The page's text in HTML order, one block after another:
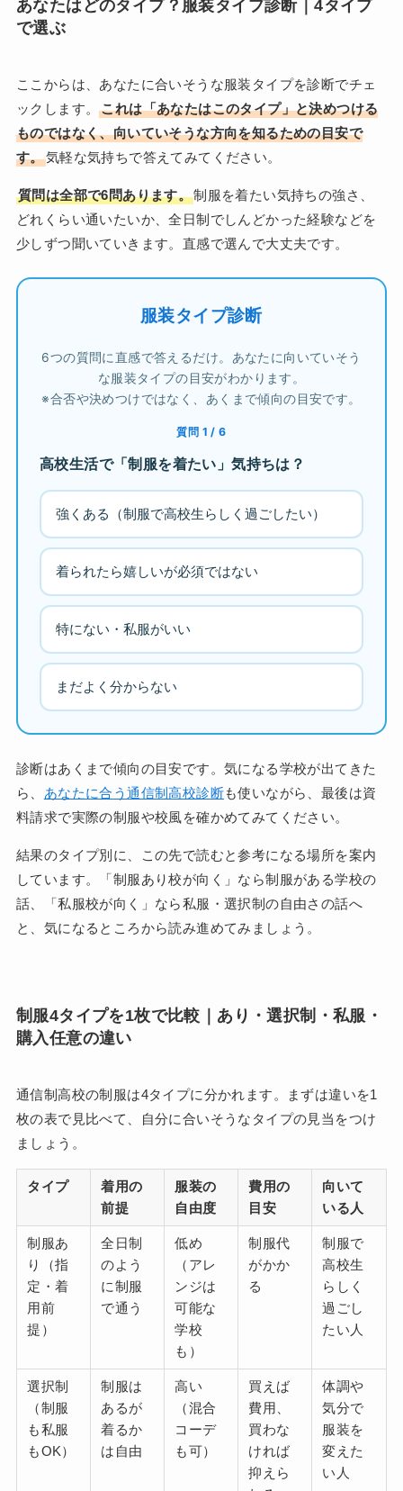
あなたはどのタイプ？服装タイプ診断｜4タイプ
で選ぶ
ここからは、あなたに合いそうな服装タイプを診断でチェ
ックします。これは「あなたはこのタイプ」と決めつける
ものではなく、向いていそうな方向を知るための目安で
す。気軽な気持ちで答えてみてください。
質問は全部で6問あります。制服を着たい気持ちの強さ、
どれくらい通いたいか、全日制でしんどかった経験などを
少しずつ聞いていきます。直感で選んで大丈夫です。
服装タイプ診断
6つの質問に直感で答えるだけ。あなたに向いていそう
な服装タイプの目安がわかります。
※合否や決めつけではなく、あくまで傾向の目安です。
質問 1 / 6
高校生活で「制服を着たい」気持ちは？
強くある（制服で高校生らしく過ごしたい）
着られたら嬉しいが必須ではない
特にない・私服がいい
まだよく分からない
診断はあくまで傾向の目安です。気になる学校が出てきた
ら、 あなたに合う通信制高校診断も使いながら、最後は資
料請求で実際の制服や校風を確かめてみてください。
結果のタイプ別に、この先で読むと参考になる場所を案内
しています。「制服あり校が向く」なら制服がある学校の
話、「私服校が向く」なら私服・選択制の自由さの話へ
と、気になるところから読み進めてみましょう。
制服4タイプを1枚で比較｜あり・選択制・私服・
購入任意の違い
通信制高校の制服は4タイプに分かれます。まずは違いを1
枚の表で見比べて、自分に合いそうなタイプの見当をつけ
ましょう。
タイプ
着用の
前提
服装の
自由度
費用の
目安
向いて
いる人
制服あ
り（指
定・着
用前
提）
全日制
のよう
に制服
で通う
低め
（アレ
ンジは
可能な
学校
も）
制服代
がかか
る
制服で
高校生
らしく
過ごし
たい人
選択制
（制服
も私服
もOK）
制服は
あるが
着るか
は自由
高い
（混合
コーデ
も可）
買えば
費用、
買わな
ければ
抑えら
体調や
気分で
服装を
変えた
い人